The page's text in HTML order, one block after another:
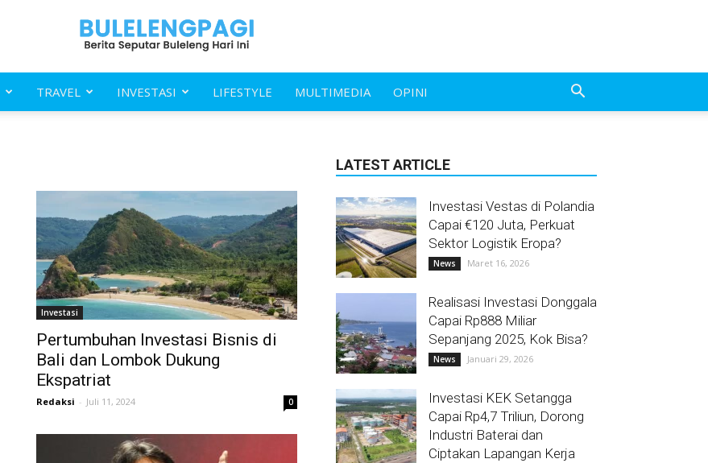
Pagi
TRAVEL INVESTASI LIFESTYLE MULTIMEDIA OPINI
Investasi
Pertumbuhan Investasi Bisnis di
Bali dan Lombok Dukung
Ekspatriat
Redaksi - Juli 11, 2024 0
LATEST ARTICLE
Investasi Vestas di Polandia
Capai €120 Juta, Perkuat
Sektor Logistik Eropa?
News Maret 16, 2026
Realisasi Investasi Donggala
Capai Rp888 Miliar
Sepanjang 2025, Kok Bisa?
News Januari 29, 2026
Investasi KEK Setangga
Capai Rp4,7 Triliun, Dorong
Industri Baterai dan
Ciptakan Lapangan Kerja